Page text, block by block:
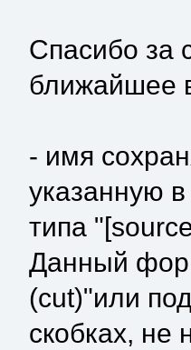
Спасибо за
ближайшее
- имя
указанную
типа
Данный
(cut)"или
скобках, не